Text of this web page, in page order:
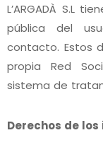
L’ARGADÀ S.L
pública del
contacto. Estos
propia Red
sistema de
Derechos de